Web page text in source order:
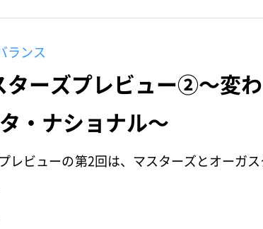
ランス
ーズプレビュー②～変
・ナショナル～
レビューの第2回は、マスターズとオーガ